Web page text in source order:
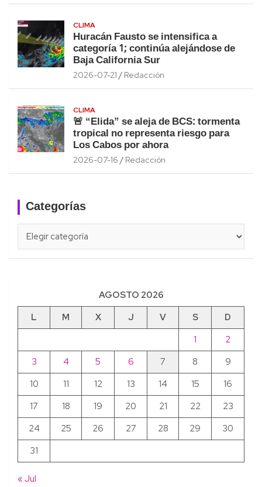
CLIMA
Huracán Fausto se intensifica a
categoría 1; continúa alejándose de
Baja California Sur
2026-07-21 Redacción
CLIMA
🚨 “Elida” se aleja de BCS: tormenta
tropical no representa riesgo para
Los Cabos por ahora
2026-07-16 Redacción
Categorías
AGOSTO 2026
L
M X J V S
D
1
2
3
4 5 6 7 8
9
10
11 12 13 14 15
16
17
18 19 20 21 22
23
24
25 26 27 28 29
30
31
« Jul